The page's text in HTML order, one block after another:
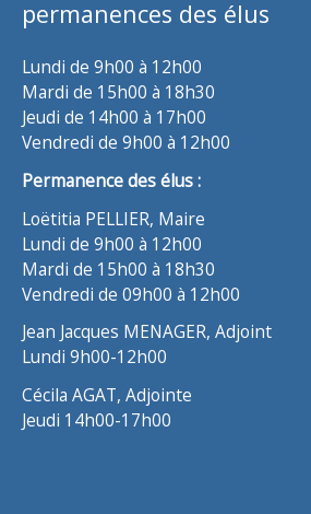
permanences des élus
Lundi de 9h00 à 12h00
Mardi de 15h00 à 18h30
Jeudi de 14h00 à 17h00
Vendredi de 9h00 à 12h00
Permanence des élus :
Loëtitia PELLIER, Maire
Lundi de 9h00 à 12h00
Mardi de 15h00 à 18h30
Vendredi de 09h00 à 12h00
Jean Jacques MENAGER, Adjoint
Lundi 9h00-12h00
Cécila AGAT, Adjointe
Jeudi 14h00-17h00